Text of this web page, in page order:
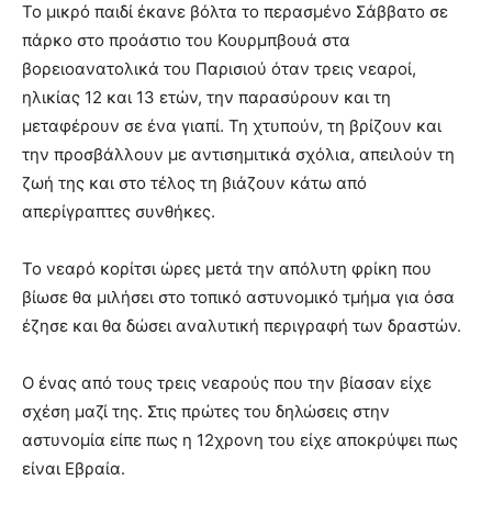
Το μικρό παιδί έκανε βόλτα το περασμένο Σάββατο σε
πάρκο στο προάστιο του Κουρμπβουά στα
βορειοανατολικά του Παρισιού όταν τρεις νεαροί,
ηλικίας 12 και 13 ετών, την παρασύρουν και τη
μεταφέρουν σε ένα γιαπί. Τη χτυπούν, τη βρίζουν και
την προσβάλλουν με αντισημιτικά σχόλια, απειλούν τη
ζωή της και στο τέλος τη βιάζουν κάτω από
απερίγραπτες συνθήκες.
Το νεαρό κορίτσι ώρες μετά την απόλυτη φρίκη που
βίωσε θα μιλήσει στο τοπικό αστυνομικό τμήμα για όσα
έζησε και θα δώσει αναλυτική περιγραφή των δραστών.
Ο ένας από τους τρεις νεαρούς που την βίασαν είχε
σχέση μαζί της. Στις πρώτες του δηλώσεις στην
αστυνομία είπε πως η 12χρονη του είχε αποκρύψει πως
είναι Εβραία.